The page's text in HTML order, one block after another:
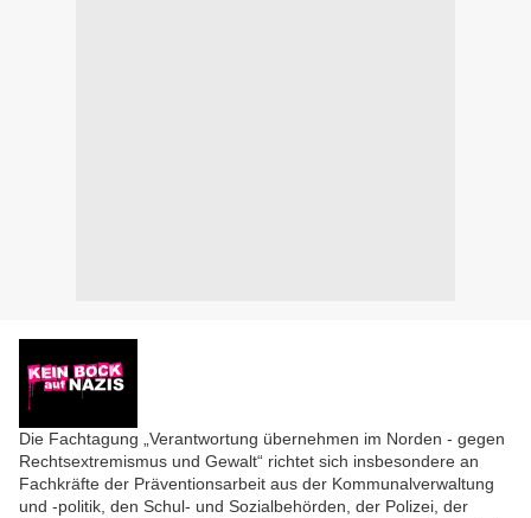
Die Fachtagung „Verantwortung übernehmen im Norden - gegen
Rechtsextremismus und Gewalt“ richtet sich insbesondere an
Fachkräfte der Präventionsarbeit aus der Kommunalverwaltung
und -politik, den Schul- und Sozialbehörden, der Polizei, der